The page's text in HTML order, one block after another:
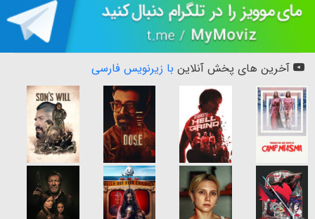
آخرین های پخش آنلاین با زیرنویس فارسی